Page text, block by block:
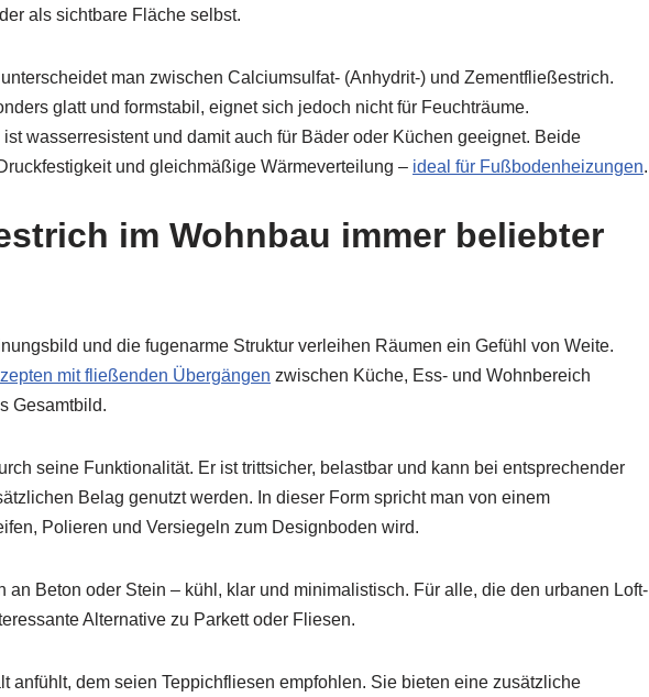
als sichtbare Fläche selbst.
man zwischen Calciumsulfat- (Anhydrit-) und Zementfließestrich.
glatt und formstabil, eignet sich jedoch nicht für Feuchträume.
wasserresistent und damit auch für Bäder oder Küchen geeignet. Beide
und gleichmäßige Wärmeverteilung – ideal für Fußbodenheizungen.
im Wohnbau immer beliebter
und die fugenarme Struktur verleihen Räumen ein Gefühl von Weite.
mit fließenden Übergängen zwischen Küche, Ess- und Wohnbereich
Gesamtbild.
seine Funktionalität. Er ist trittsicher, belastbar und kann bei entsprechender
Belag genutzt werden. In dieser Form spricht man von einem
Polieren und Versiegeln zum Designboden wird.
an Beton oder Stein – kühl, klar und minimalistisch. Für alle, die den urbanen Loft-
Alternative zu Parkett oder Fliesen.
anfühlt, dem seien Teppichfliesen empfohlen. Sie bieten eine zusätzliche